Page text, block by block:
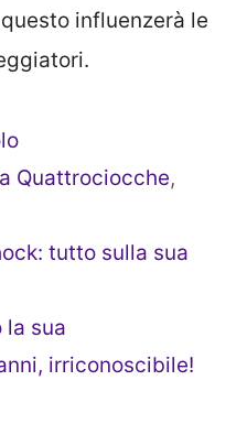
influenzerà le
Quattrociocche,
tutto sulla sua
la sua
irriconoscibile!